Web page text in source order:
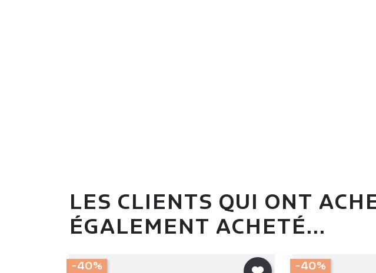
LES CLIENTS QUI ONT
ÉGALEMENT ACHETÉ...
-40% -40%